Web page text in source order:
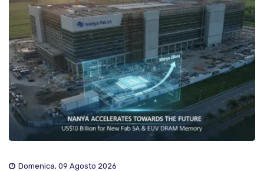
Domenica, 09 Agosto 2026